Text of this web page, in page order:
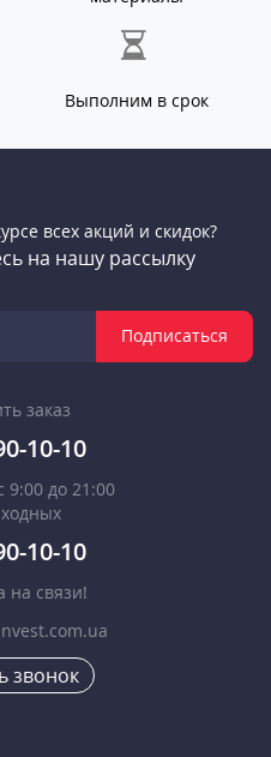
Выполним в срок
всех акций и скидок?
на нашу рассылку
Подписаться
заказ
10-10
9:00 до 21:00
10-10
на связи!
звонок